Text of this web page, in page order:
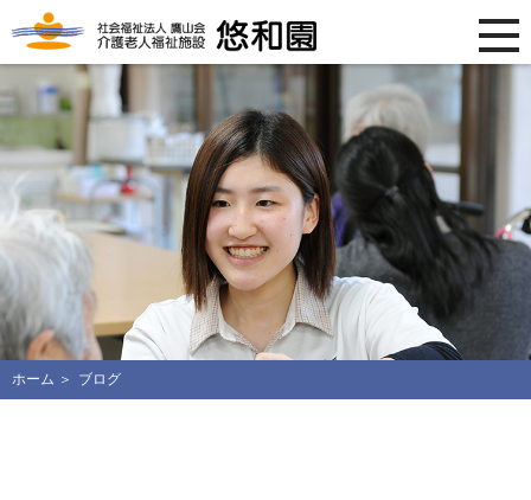
ホーム ブログ